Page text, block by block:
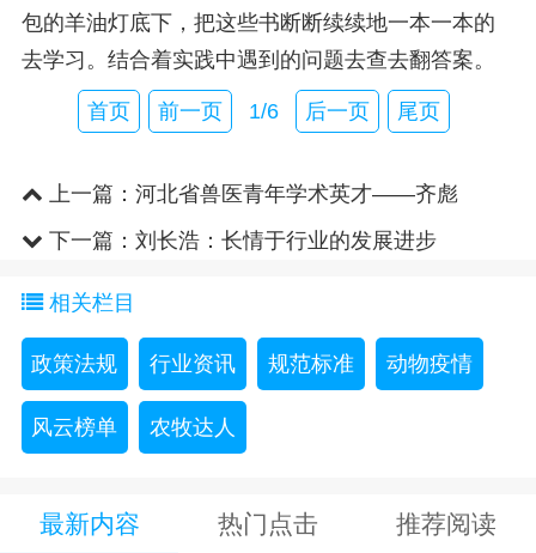
包的羊油灯底下，把这些书断断续续地一本一本的
去学习。结合着实践中遇到的问题去查去翻答案。
首页 前一页 1/6 后一页 尾页
上一篇： 河北省兽医青年学术英才——齐彪
下一篇： 刘长浩：长情于行业的发展进步
相关栏目
政策法规 行业资讯 规范标准 动物疫情
风云榜单 农牧达人
最新内容 热门点击 推荐阅读